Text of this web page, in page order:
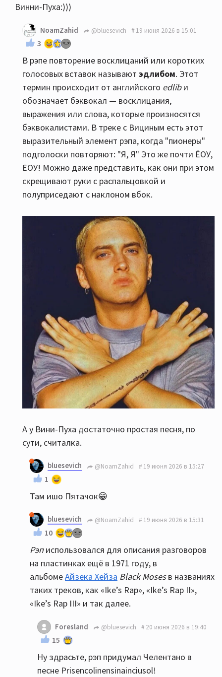
Винни-Пуха:)))
NoamZahid @bluesevich 19 июня 2026 в 15:01
3
В рэпе повторение восклицаний или коротких
голосовых вставок называют эдлибом. Этот
термин происходит от английского edlibи
обозначает бэквокал — восклицания,
выражения или слова, которые произносятся
бэквокалистами. В треке с Вициным есть этот
выразительный элемент рэпа, когда "пионеры"
подголоски повторяют: "Я, Я" Это же почти ЁОУ,
ЁОУ! Можно даже представить, как они при этом
скрещивают руки с распальцовкой и
полуприседают с наклоном вбок.
А у Вини-Пуха достаточно простая песня, по
сути, считалка.
bluesevich @NoamZahid 19 июня 2026 в 15:27
1
Там ишо Пятачок😁
bluesevich @NoamZahid 19 июня 2026 в 15:31
10
Рэписпользовался для описания разговоров
на пластинках ещё в 1971 году, в
альбомеАйзека Хейза Black Mosesв названиях
таких треков, как «Ike’s Rap», «Ike’s Rap II»,
«Ike’s Rap III» и так далее.
Foresland @bluesevich 20 июня 2026 в 19:40
15
Ну здрасьте, рэп придумал Челентано в
песне Prisencolinensinainciusol!